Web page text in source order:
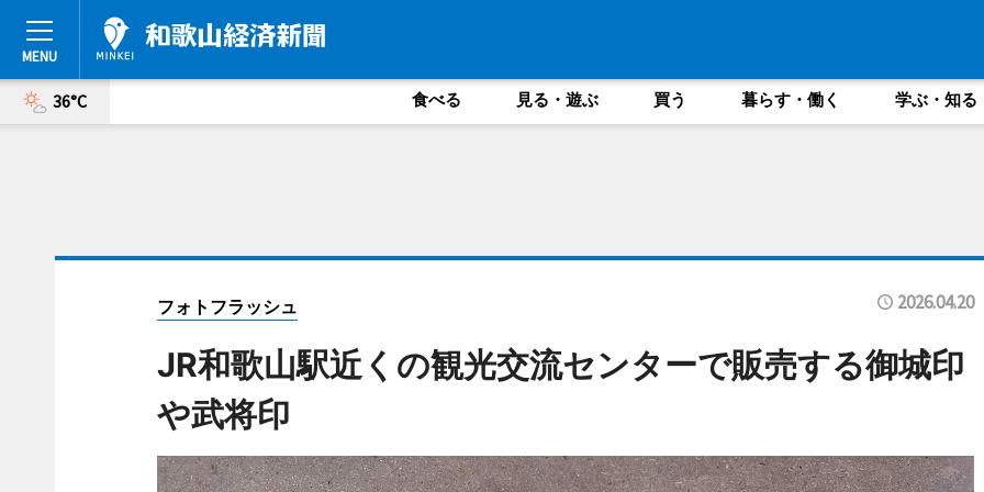
36°C 食べる 見る・遊ぶ 買う 暮らす・働く 学ぶ・知る
フォトフラッシュ 2026.04.20
JR和歌山駅近くの観光交流センターで販売する御城印
や武将印